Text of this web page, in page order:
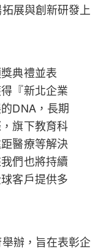
展與創新研發上
典禮並表
『新北企業
DNA，長期
旗下教育科
醫療等解決
們也將持續
客戶提供多
辦，旨在表彰企